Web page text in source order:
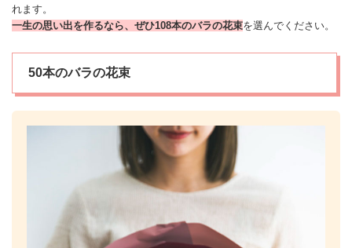
れます。
一生の思い出を作るなら、ぜひ108本のバラの花束を選んでください。
50本のバラの花束